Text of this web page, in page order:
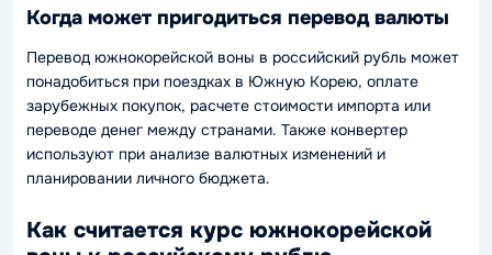
Когда может пригодиться перевод валюты
Перевод южнокорейской воны в российский рубль может
понадобиться при поездках в Южную Корею, оплате
зарубежных покупок, расчете стоимости импорта или
переводе денег между странами. Также конвертер
используют при анализе валютных изменений и
планировании личного бюджета.
Как считается курс южнокорейской